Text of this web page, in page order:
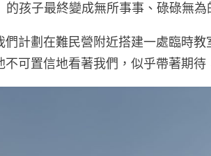
的孩子最終變成無所事事、碌碌無為
們計劃在難民營附近搭建一處臨時
不可置信地看著我們，似乎帶著期待